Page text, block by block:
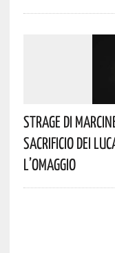
Strage Di
Sacrificio Dei
L’omaggio